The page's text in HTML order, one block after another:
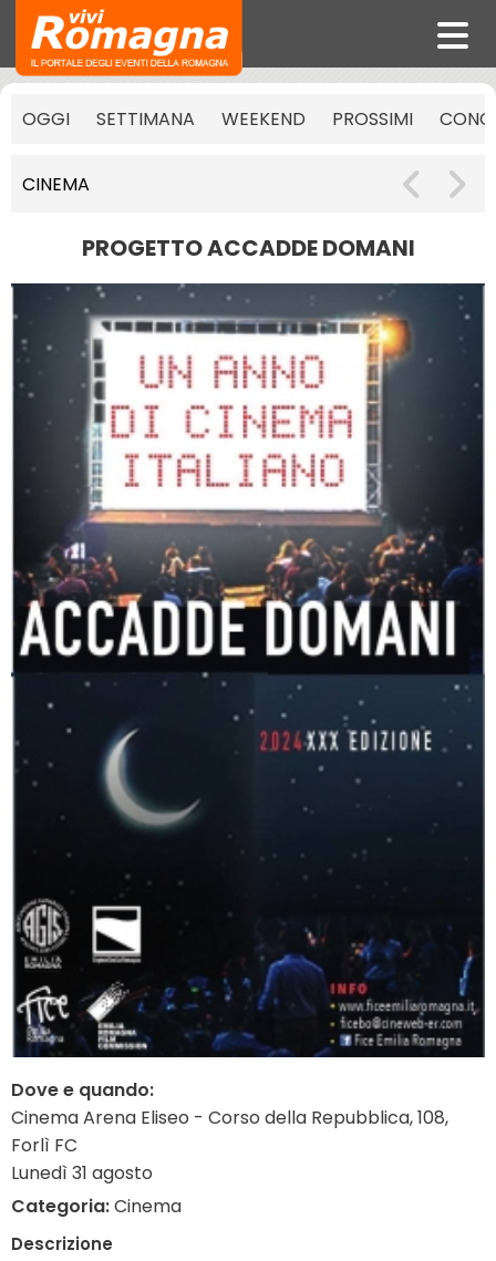
OGGI SETTIMANA WEEKEND PROSSIMI
CINEMA
PROGETTO ACCADDE DOMANI
Dove e quando:
Cinema Arena Eliseo - Corso della Repubblica, 108,
Forlì FC
Lunedì 31 agosto
Categoria:Cinema
Descrizione